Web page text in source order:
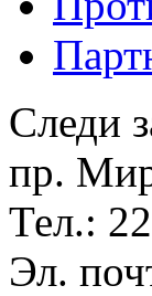
Следи
пр.
Тел.:
Эл.